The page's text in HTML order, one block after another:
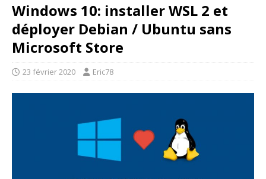
Windows 10: installer WSL 2 et
déployer Debian / Ubuntu sans
Microsoft Store
23 février 2020 Eric78